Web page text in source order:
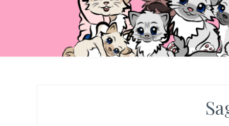
SE*PINKALICIOUS
VÄLKOMMEN TILL VÅR LILLA KATTERIA!